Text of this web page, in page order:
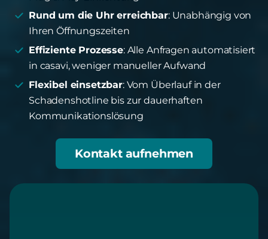
Rund um die Uhr erreichbar: Unabhängig von
Ihren Öffnungszeiten
Effiziente Prozesse: Alle Anfragen automatisiert
in casavi, weniger manueller Aufwand
Flexibel einsetzbar: Vom Überlauf in der
Schadenshotline bis zur dauerhaften
Kommunikationslösung
Kontakt aufnehmen